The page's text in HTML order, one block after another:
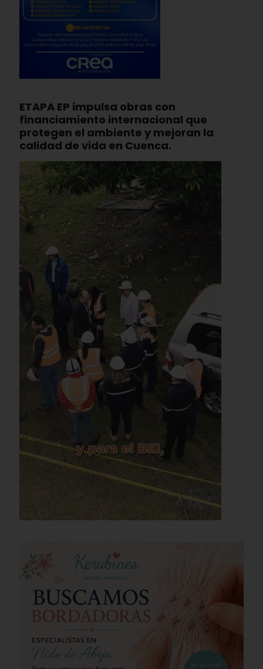
ETAPA EP impulsa obras con
financiamiento internacional que
protegen el ambiente y mejoran la
calidad de vida en Cuenca.